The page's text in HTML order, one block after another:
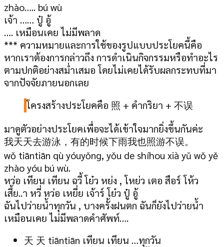
zhào….. bú wù
เจ้า …… ปู๋ อู้
…. เหมือนเคย ไม่มีพลาด
*** ความหมายและการใช้ของรูปแบบประโยคนี้คือ
หากเราต้องการกล่าวถึง การดำเนินกิจกรรมหรือทำอะไร
ตามปกติอย่างสม่ำเสมอ โดยไม่เคยได้รับผลกระทบที่มา
จากปัจจัยภายนอกเลย
โครงสร้างประโยคคือ 照 + คำกริยา + 不误
มาดูตัวอย่างประโยคเพื่อจะได้เข้าใจมากยิ่งขึ้นกันค่ะ
我天天去游泳，有的时候下雨我也照游不误。
wǒ tiāntiān qù yóuyǒng, yǒu de shíhou xià yǔ wǒ yě
zhào yóu bú wù.
หว่อ เทียน เทียน ฉวี้ โย๋ว หย่ง , โหย่ว เตอ สือร์ โห้ว
เสี้ย..า หวี่ หว่อ เหยี่ย เจ้าร์ โย๋ว ปู๋ อู้
ฉันไปว่ายน้ำทุกวัน , บางครั้งฝนตก ฉันก็ยังไปว่ายน้ำ
เหมือนเคย ไม่มีพลาดคำศัพท์….
天 天 tiāntiān เทียน เทียน …ทุกวัน